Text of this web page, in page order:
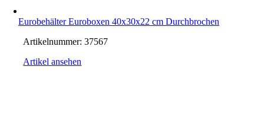
Eurobehälter Euroboxen 40x30x22 cm Durchbrochen
Artikelnummer:37567
Artikel ansehen